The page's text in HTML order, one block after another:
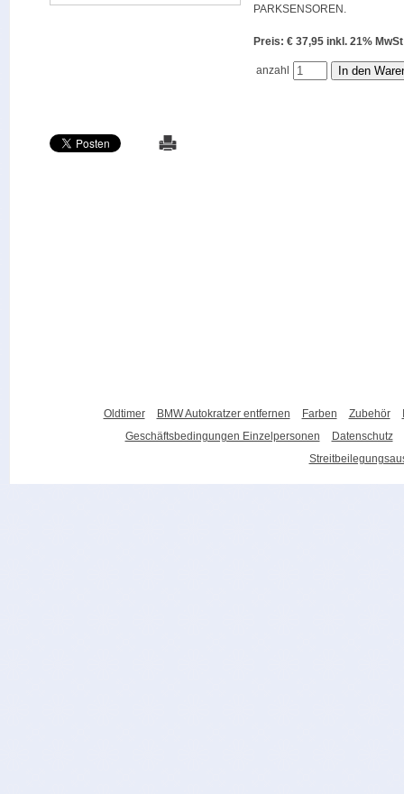
PARKSENSOREN.
Preis: € 37,95 inkl. 21%
anzahl
Oldtimer BMW Autokratzer entfernen Farben Zubehör
Geschäftsbedingungen Einzelpersonen
Datenschutz